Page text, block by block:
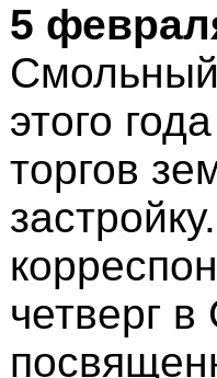
5
этого
торгов
четверг